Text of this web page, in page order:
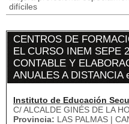
difíciles
CENTROS DE
EL CURSO INEM SEPE
CONTABLE Y
ANUALES A DISTANCIA
Instituto de Educación
C/ ALCALDE GINÉS DE LA
Provincia: LAS PALMAS |